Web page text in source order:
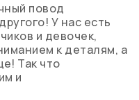
повод
У нас есть
и девочек,
к деталям, а
Так что
и